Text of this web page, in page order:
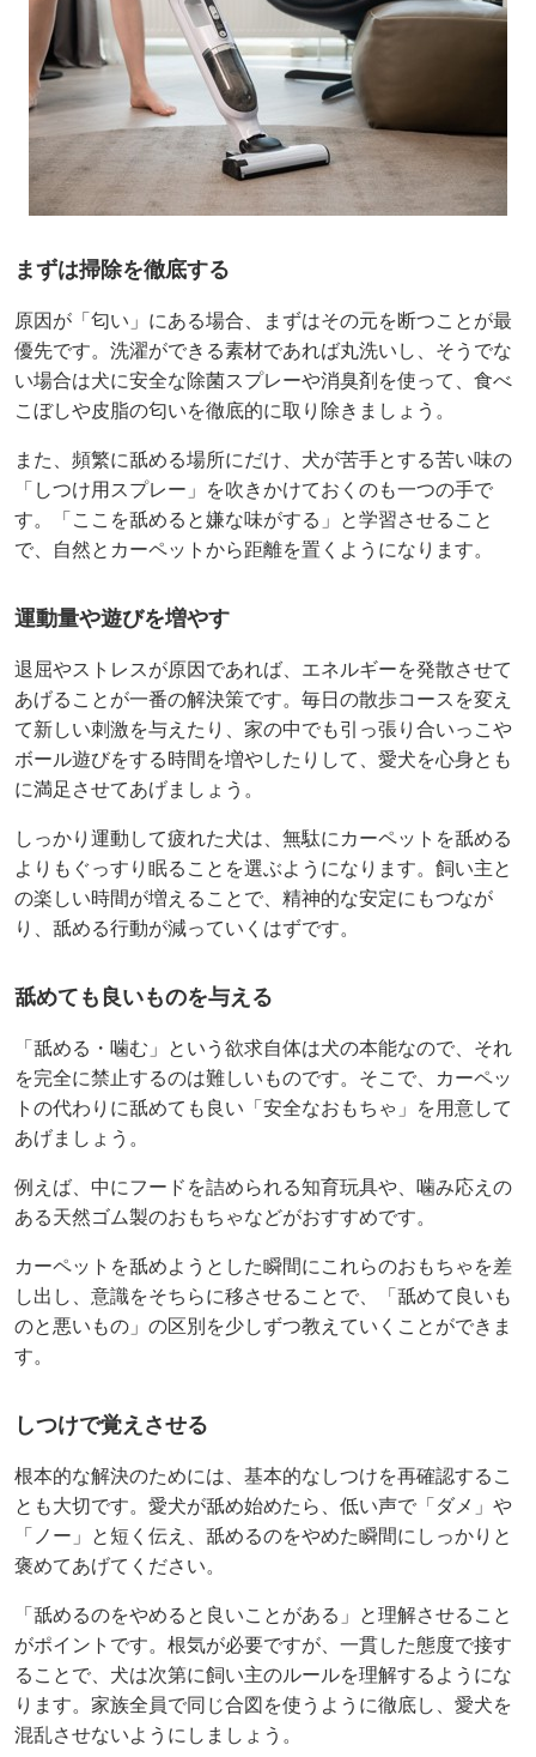
まずは掃除を徹底する
原因が「匂い」にある場合、まずはその元を断つことが最
優先です。洗濯ができる素材であれば丸洗いし、そうでな
い場合は犬に安全な除菌スプレーや消臭剤を使って、食べ
こぼしや皮脂の匂いを徹底的に取り除きましょう。
また、頻繁に舐める場所にだけ、犬が苦手とする苦い味の
「しつけ用スプレー」を吹きかけておくのも一つの手で
す。「ここを舐めると嫌な味がする」と学習させること
で、自然とカーペットから距離を置くようになります。
運動量や遊びを増やす
退屈やストレスが原因であれば、エネルギーを発散させて
あげることが一番の解決策です。毎日の散歩コースを変え
て新しい刺激を与えたり、家の中でも引っ張り合いっこや
ボール遊びをする時間を増やしたりして、愛犬を心身とも
に満足させてあげましょう。
しっかり運動して疲れた犬は、無駄にカーペットを舐める
よりもぐっすり眠ることを選ぶようになります。飼い主と
の楽しい時間が増えることで、精神的な安定にもつなが
り、舐める行動が減っていくはずです。
舐めても良いものを与える
「舐める・噛む」という欲求自体は犬の本能なので、それ
を完全に禁止するのは難しいものです。そこで、カーペッ
トの代わりに舐めても良い「安全なおもちゃ」を用意して
あげましょう。
例えば、中にフードを詰められる知育玩具や、噛み応えの
ある天然ゴム製のおもちゃなどがおすすめです。
カーペットを舐めようとした瞬間にこれらのおもちゃを差
し出し、意識をそちらに移させることで、「舐めて良いも
のと悪いもの」の区別を少しずつ教えていくことができま
す。
しつけで覚えさせる
根本的な解決のためには、基本的なしつけを再確認するこ
とも大切です。愛犬が舐め始めたら、低い声で「ダメ」や
「ノー」と短く伝え、舐めるのをやめた瞬間にしっかりと
褒めてあげてください。
「舐めるのをやめると良いことがある」と理解させること
がポイントです。根気が必要ですが、一貫した態度で接す
ることで、犬は次第に飼い主のルールを理解するようにな
ります。家族全員で同じ合図を使うように徹底し、愛犬を
混乱させないようにしましょう。